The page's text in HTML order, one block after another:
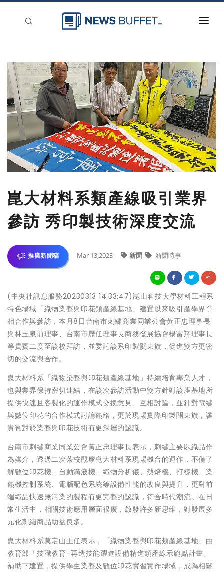
新聞稿分類
登入
刊登
崑大材料系類產線吸引業界
參訪 秀印製技術深度交流
推廣新聞稿 Mar 13,2023 新聞 新聞時事
(中央社訊息服務20230313 14:33:47)崑山科技大學材料工程系
特色場域「織物染整與印花類產線基地」建置以來吸引產學界爭
相合作與參訪，本月8日台南市刺繡商業同業公會黃正忠理事長
與林玉泉前理事、台南市歷任理事長商務發展協會楊富翔理事長
等貴賓二度至該校拜訪，並委託該系印製關東旗，促進雙方更密
切的交流與合作。
崑大材料系「織物染整與印花類產線基地」持續培育專業人才，
也與業界保持密切連結，在該次參訪活動中雙方針對該座基地所
提供快速且客製化的運作模式交換意見、互相討論，並針對電繡
與數位印花的合作模式討論熱絡，更於現場實際印製關東旗，讓
貴賓對於染整與印花技術有更深層的認識。
台南市刺繡商業同業公會黃正忠理事長表示，刺繡主要以織品作
為媒介，透過二次蒞校觀摩崑大材料系現場機台的運作，不僅了
解數位印花機、自動滴液機、織物分析儀、熱焙機、打樣機、染
熱機控制系統、電腦配色系統等設備性能的改良與提升，更對前
端織品快速無污染的製程有更完整的認識，符合時代潮流。在日
常生活中，相關技術應用層面很廣，啟發許多新思維，對發展多
元化刺繡商品助益良多。
崑大材料系莫定山主任表示，「織物染整與印花類產線基地」由
教育部「技職教育–再造技能躍進設備精進類產線示範點計畫」
補助下建置，提供學生染整及數位印花實習實作場域，成為相關